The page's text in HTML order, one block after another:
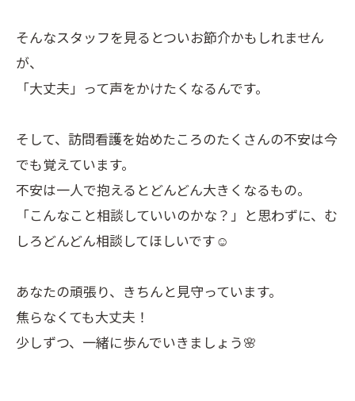
そんなスタッフを見るとついお節介かもしれません
が、
「大丈夫」って声をかけたくなるんです。
そして、訪問看護を始めたころのたくさんの不安は今
でも覚えています。
不安は一人で抱えるとどんどん大きくなるもの。
「こんなこと相談していいのかな？」と思わずに、む
しろどんどん相談してほしいです☺️
あなたの頑張り、きちんと見守っています。
焦らなくても大丈夫！
少しずつ、一緒に歩んでいきましょう🌸